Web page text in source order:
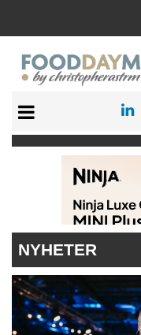
RESTAURANG
NYHETER